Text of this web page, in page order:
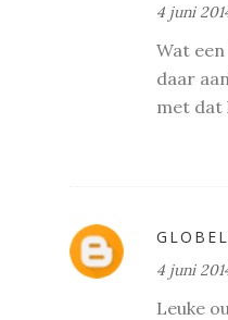
4 juni
Wat
daar
met dat
4 juni
Leuke